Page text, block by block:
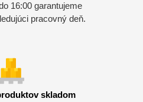
16:00 garantujeme
pracovný deň.
skladom